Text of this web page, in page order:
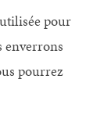
pour
enverrons
pourrez